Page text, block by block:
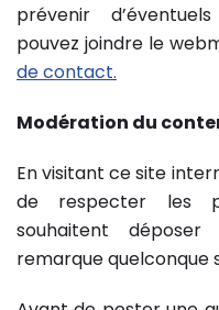
prévenir
pouvez joindre le
de contact.
Modération du
En visitant ce site
de respecter les
souhaitent
remarque quelconque